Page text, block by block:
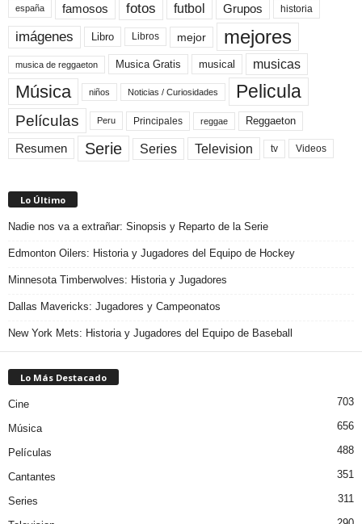
españa famosos fotos futbol Grupos historia
imágenes Libro Libros mejor mejores
musica de reggaeton Musica Gratis musical musicas
Música niños Noticias / Curiosidades Pelicula
Películas Peru Principales reggae Reggaeton
Resumen Serie Series Television tv Videos
Lo Último
Nadie nos va a extrañar: Sinopsis y Reparto de la Serie
Edmonton Oilers: Historia y Jugadores del Equipo de Hockey
Minnesota Timberwolves: Historia y Jugadores
Dallas Mavericks: Jugadores y Campeonatos
New York Mets: Historia y Jugadores del Equipo de Baseball
Lo Más Destacado
Cine 703
Música 656
Películas 488
Cantantes 351
Series 311